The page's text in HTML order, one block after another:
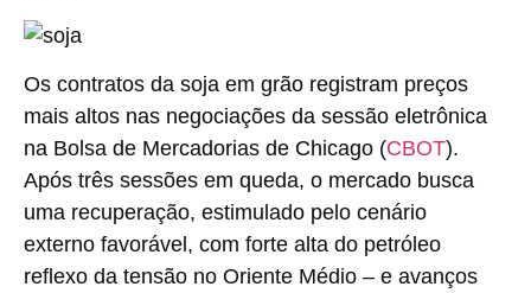
Os contratos da soja em grão registram preços
mais altos nas negociações da sessão eletrônica
na Bolsa de Mercadorias de Chicago (CBOT).
Após três sessões em queda, o mercado busca
uma recuperação, estimulado pelo cenário
externo favorável, com forte alta do petróleo
reflexo da tensão no Oriente Médio – e avanços